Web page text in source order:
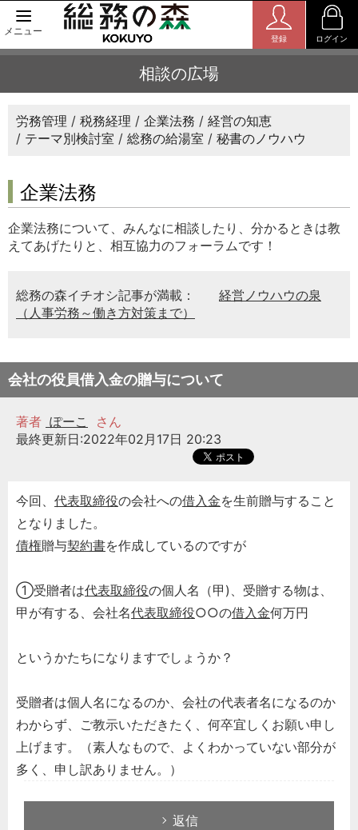
メニュー
登録 ログイン
相談の広場
労務管理 税務経理 企業法務
経営の知恵
テーマ別検討室
総務の給湯室 秘書のノウハウ
企業法務
企業法務について、みんなに相談したり、分かるときは教
えてあげたりと、相互協力のフォーラムです！
総務の森イチオシ記事が満載：
経営ノウハウの泉
（人事労務～働き方対策まで）
会社の役員借入金の贈与について
著者 ぽーこ
さん
最終更新日:2022年02月17日 20:23
今回、 代表取締役の会社への借入金を生前贈与すること
となりました。
債権贈与契約書を作成しているのですが
①受贈者は代表取締役の個人名（甲)、受贈する物は、
甲が有する、会社名代表取締役○○の借入金何万円
というかたちになりますでしょうか？
受贈者は個人名になるのか、会社の代表者名になるのか
わからず、ご教示いただきたく、何卒宜しくお願い申し
上げます。（素人なもので、よくわかっていない部分が
多く、申し訳ありません。）
返信